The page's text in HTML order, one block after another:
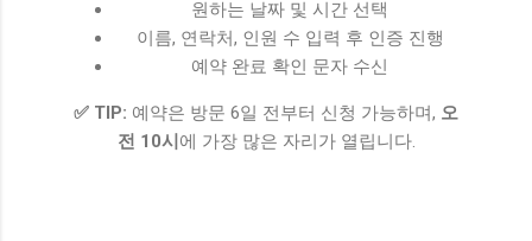
원하는 날짜 및 시간 선택
이름, 연락처, 인원 수 입력 후 인증 진행
예약 완료 확인 문자 수신
✅ TIP: 예약은 방문 6일 전부터 신청 가능하며, 오
전 10시 에 가장 많은 자리가 열립니다.